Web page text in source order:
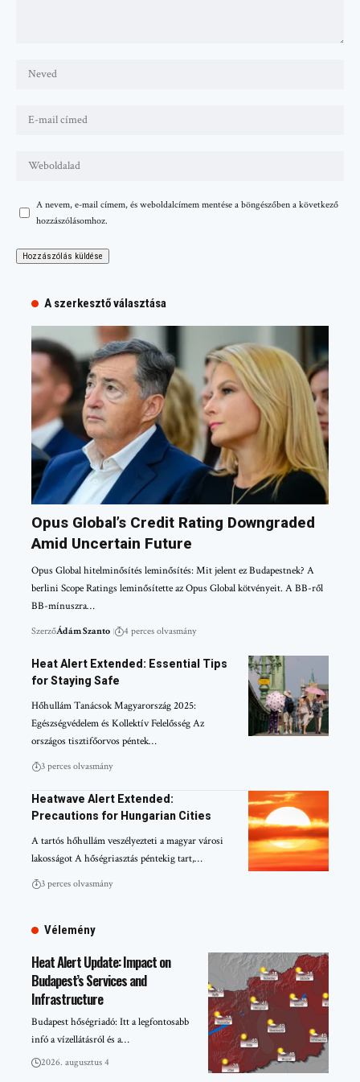
A nevem, e-mail címem, és weboldalcímem mentése a böngészőben a következő
hozzászólásomhoz.
A szerkesztő választása
Opus Global’s Credit Rating Downgraded
Amid Uncertain Future
Opus Global hitelminősítés leminősítés: Mit jelent ez Budapestnek? A
berlini Scope Ratings leminősítette az Opus Global kötvényeit. A BB-ről
BB-mínuszra…
SzerzőÁdám Szanto 4 perces olvasmány
Heat Alert Extended: Essential Tips
for Staying Safe
Hőhullám Tanácsok Magyarország 2025:
Egészségvédelem és Kollektív Felelősség Az
országos tisztifőorvos péntek…
3 perces olvasmány
Heatwave Alert Extended:
Precautions for Hungarian Cities
A tartós hőhullám veszélyezteti a magyar városi
lakosságot A hőségriasztás péntekig tart,…
3 perces olvasmány
Vélemény
Heat Alert Update: Impact on
Budapest’s Services and
Infrastructure
Budapest hőségriadó: Itt a legfontosabb
infó a vízellátásról és a…
2026. augusztus 4